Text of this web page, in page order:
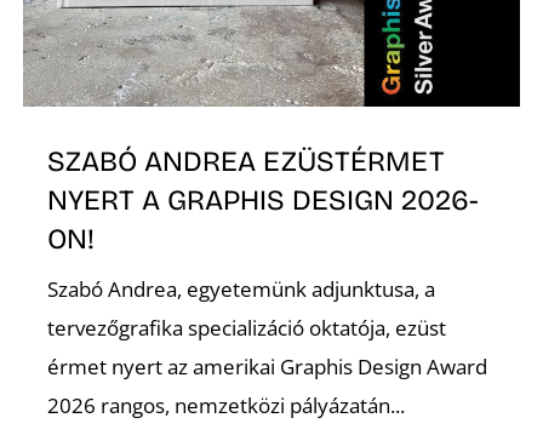
SZABÓ ANDREA EZÜSTÉRMET
NYERT A GRAPHIS DESIGN 2026-
ON!
Szabó Andrea, egyetemünk adjunktusa, a
tervezőgrafika specializáció oktatója, ezüst
érmet nyert az amerikai Graphis Design Award
2026 rangos, nemzetközi pályázatán...